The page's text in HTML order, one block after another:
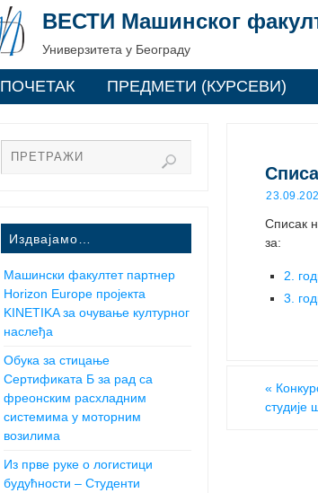
ВЕСТИ Машинског
Универзитета у Београду
ПОЧЕТАК ПРЕДМЕТИ (КУРСЕВИ)
Списак
за:
2.
3.
«
студије
Издвајамо…
Машински факултет партнер
Horizon Europe пројекта
KINETIKA за очување културног
наслеђа
Обука за стицање
Сертификата Б за рад са
фреонским расхладним
системима у моторним
возилима
Из прве руке о логистици
будућности – Студенти